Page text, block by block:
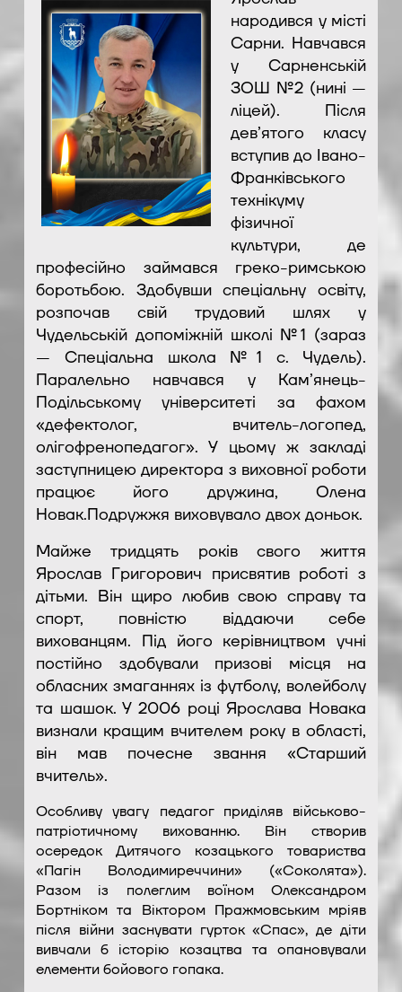
народився у місті
Сарни. Навчався
у Сарненській
ЗОШ №2 (нині —
ліцей). Після
дев’ятого класу
вступив до Івано-
Франківського
технікуму
фізичної
культури, де
професійно займався греко-римською
боротьбою. Здобувши спеціальну освіту,
розпочав свій трудовий шлях у
Чудельській допоміжній школі №1 (зараз
— Спеціальна школа №1 с. Чудель).
Паралельно навчався у Кам’янець-
Подільському університеті за фахом
«дефектолог, вчитель-логопед,
олігофренопедагог». У цьому ж закладі
заступницею директора з виховної роботи
працює його дружина, Олена
Новак.Подружжя виховувало двох доньок.
Майже тридцять років свого життя
Ярослав Григорович присвятив роботі з
дітьми. Він щиро любив свою справу та
спорт, повністю віддаючи себе
вихованцям. Під його керівництвом учні
постійно здобували призові місця на
обласних змаганнях із футболу, волейболу
та шашок. У 2006 році Ярослава Новака
визнали кращим вчителем року в області,
він мав почесне звання «Старший
вчитель».
Особливу увагу педагог приділяв військово-
патріотичному вихованню. Він створив
осередок Дитячого козацького товариства
«Пагін Володимиреччини» («Соколята»).
Разом із полеглим воїном Олександром
Бортніком та Віктором Пражмовським мріяв
після війни заснувати гурток «Спас», де діти
вивчали б історію козацтва та опановували
елементи бойового гопака.